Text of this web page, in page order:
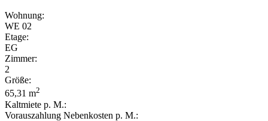
Wohnung:
WE 02
Etage:
EG
Zimmer:
2
Größe:
65,31 m2
Kaltmiete p. M.:
Vorauszahlung Nebenkosten p. M.: